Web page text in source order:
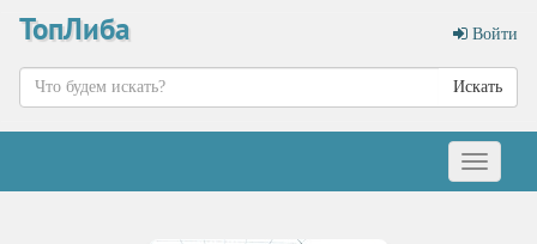
ТопЛиба Войти
Искать
Меню